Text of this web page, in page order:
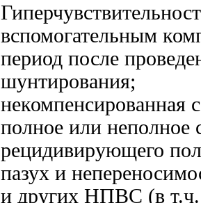
вспомогательным
период после
шунтирования;
некомпенсированная
полное или неполное
рецидивирующего
пазух и
и других НПВС (в т.ч.